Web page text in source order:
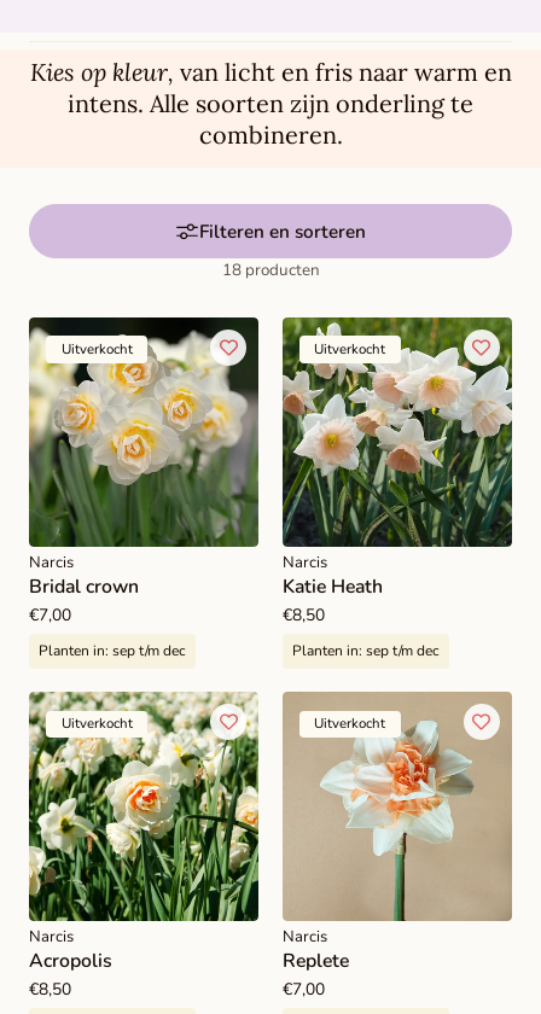
m
e
l
n
g
Kies op kleur, van licht en fris naar warm en
intens. Alle soorten zijn onderling te
combineren.
Filteren en sorteren
18 producten
Uitverkocht
Narcis
Bridal crown
Normale
€7,00
Planten in: sep t/m dec
Uitverkocht
Narcis
Katie Heath
Normale
€8,50
Planten in: sep t/m dec
Uitverkocht
Narcis
Acropolis
Normale
€8,50
Uitverkocht
Narcis
Replete
Normale
€7,00